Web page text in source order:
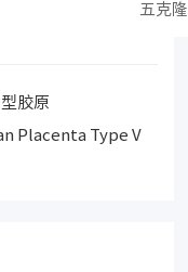
五克
胶原
Placenta Type V